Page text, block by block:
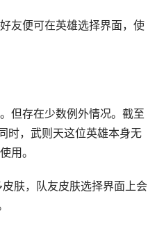
友便可在英雄选择界面，使
但存在少数例外情况。截至
时，武则天这位英雄本身无
用。
肤，队友皮肤选择界面上会